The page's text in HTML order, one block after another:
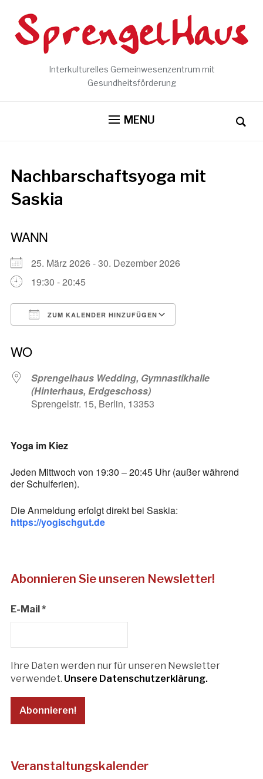
Interkulturelles Gemeinwesenzentrum mit
Gesundheitsförderung
MENU
Nachbarschaftsyoga mit
Saskia
WANN
25. März 2026 - 30. Dezember 2026
19:30 - 20:45
ZUM KALENDER HINZUFÜGEN
WO
Sprengelhaus Wedding, Gymnastikhalle
(Hinterhaus, Erdgeschoss)
Sprengelstr. 15, Berlin, 13353
Yoga im Kiez
Jeden Mittwoch von 19:30 – 20:45 Uhr (außer während
der Schulferien).
Die Anmeldung erfolgt direkt bei Saskia:
https://yogischgut.de
Abonnieren Sie unseren Newsletter!
E-Mail*
Ihre Daten werden nur für unseren Newsletter
verwendet. Unsere Datenschutzerklärung.
Veranstaltungskalender